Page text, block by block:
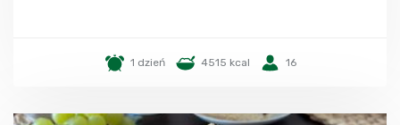
1 dzień 4515 kcal 16